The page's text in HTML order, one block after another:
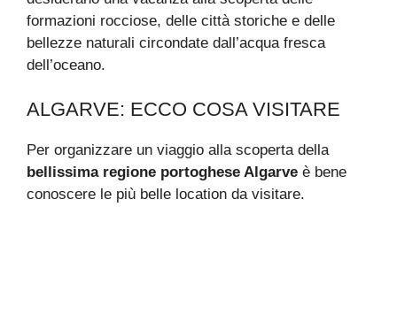
formazioni rocciose, delle città storiche e delle
bellezze naturali circondate dall’acqua fresca
dell’oceano.
ALGARVE: ECCO COSA VISITARE
Per organizzare un viaggio alla scoperta della
bellissima regione portoghese Algarve è bene
conoscere le più belle location da visitare.